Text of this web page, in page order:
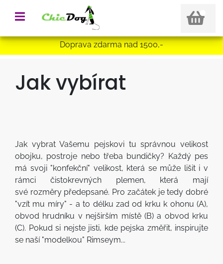
Doprava zdarma nad 1500,-
Jak vybírat
Jak vybrat Vašemu pejskovi tu správnou velikost
obojku, postroje nebo třeba bundičky? Každý pes
má svoji "konfekční" velikost, která se může lišit i v
rámci čistokrevných plemen, která mají
své rozměry předepsané. Pro začátek je tedy dobré
"vzít mu míry" - a to délku zad od krku k ohonu (A),
obvod hrudníku v nejširším místě (B) a obvod krku
(C). Pokud si nejste jisti, kde pejska změřit, inspirujte
se naší "modelkou" Rimseym...